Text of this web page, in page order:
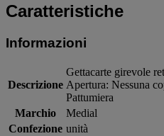
Caratteristiche
Informazioni
Descrizione
Gettacarte girevole
Apertura: Nessuna
Pattumiera
Marchio
Medial
Confezione unità